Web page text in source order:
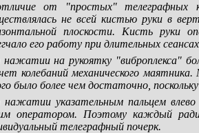
от "простых" телеграфных
не всей кистью руки в
плоскости. Кисть руки
его работу при длительных
на рукоятку "виброплекса"
колебаний механического
было более чем достаточно,
указательным пальцем влево
оператором. Поэтому каждый
телеграфный почерк.